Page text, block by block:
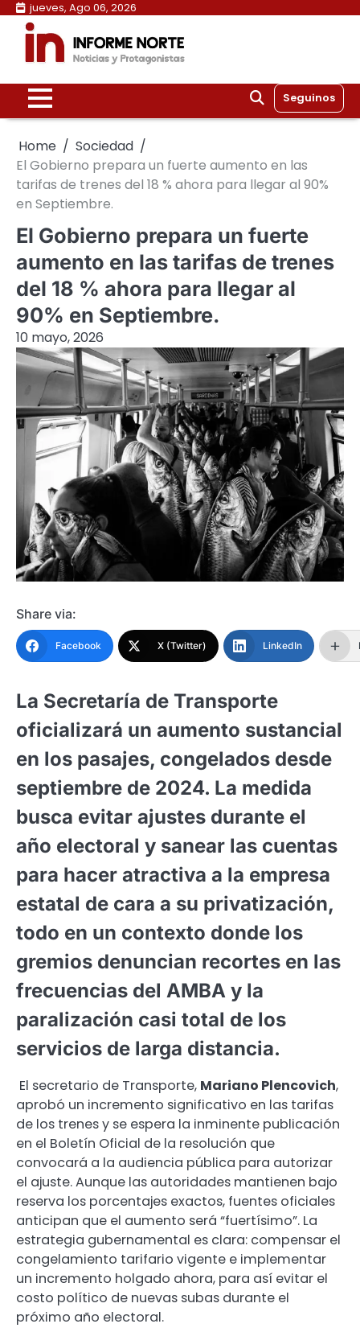
Skip
content
jueves, Ago 06, 2026
Seguinos
Home
Sociedad
El Gobierno prepara un fuerte aumento en las
tarifas de trenes del 18 % ahora para llegar al 90%
en Septiembre.
El Gobierno prepara un fuerte
aumento en las tarifas de trenes
del 18 % ahora para llegar al
90% en Septiembre.
10 mayo, 2026
Share via:
Facebook X (Twitter) LinkedIn
La Secretaría de Transporte
oficializará un aumento sustancial
en los pasajes, congelados desde
septiembre de 2024. La medida
busca evitar ajustes durante el
año electoral y sanear las cuentas
para hacer atractiva a la empresa
estatal de cara a su privatización,
todo en un contexto donde los
gremios denuncian recortes en las
frecuencias del AMBA y la
paralización casi total de los
servicios de larga distancia.
El secretario de Transporte, Mariano Plencovich,
aprobó un incremento significativo en las tarifas
de los trenes y se espera la inminente publicación
en el Boletín Oficial de la resolución que
convocará a la audiencia pública para autorizar
el ajuste. Aunque las autoridades mantienen bajo
reserva los porcentajes exactos, fuentes oficiales
anticipan que el aumento será “fuertísimo”. La
estrategia gubernamental es clara: compensar el
congelamiento tarifario vigente e implementar
un incremento holgado ahora, para así evitar el
costo político de nuevas subas durante el
próximo año electoral.